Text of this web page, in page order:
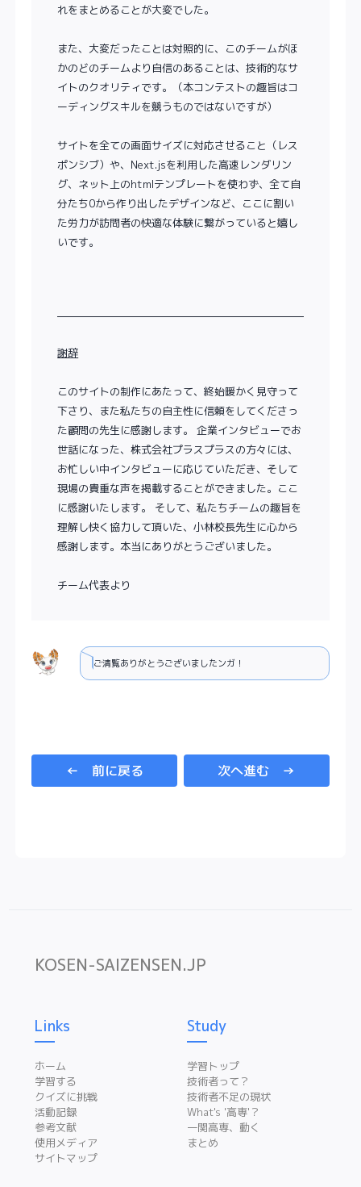
れをまとめることが大変でした。
また、大変だったことは対照的に、このチームがほ
かのどのチームより自信のあることは、技術的なサ
イトのクオリティです。（本コンテストの趣旨はコ
ーディングスキルを競うものではないですが）
サイトを全ての画面サイズに対応させること（レス
ポンシブ）や、Next.jsを利用した高速レンダリン
グ、ネット上のhtmlテンプレートを使わず、全て自
分たち0から作り出したデザインなど、ここに割い
た労力が訪問者の快適な体験に繋がっていると嬉し
いです。
謝辞
このサイトの制作にあたって、終始暖かく見守って
下さり、また私たちの自主性に信頼をしてくださっ
た顧問の先生に感謝します。 企業インタビューでお
世話になった、株式会社プラスプラスの方々には、
お忙しい中インタビューに応じていただき、そして
現場の貴重な声を掲載することができました。ここ
に感謝いたします。 そして、私たちチームの趣旨を
理解し快く協力して頂いた、小林校長先生に心から
感謝します。本当にありがとうございました。
チーム代表より
ご清覧ありがとうございましたンガ！
← 前に戻る 次へ進む →
KOSEN-SAIZENSEN.JP
Links
ホーム
学習する
クイズに挑戦
活動記録
参考文献
使用メディア
サイトマップ
Study
学習トップ
技術者って？
技術者不足の現状
What's '高専'？
一関高専、動く
まとめ